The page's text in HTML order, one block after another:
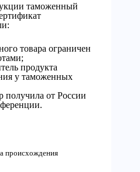
таможенный
товара ограничен
продукта
у таможенных
получила от России
происхождения